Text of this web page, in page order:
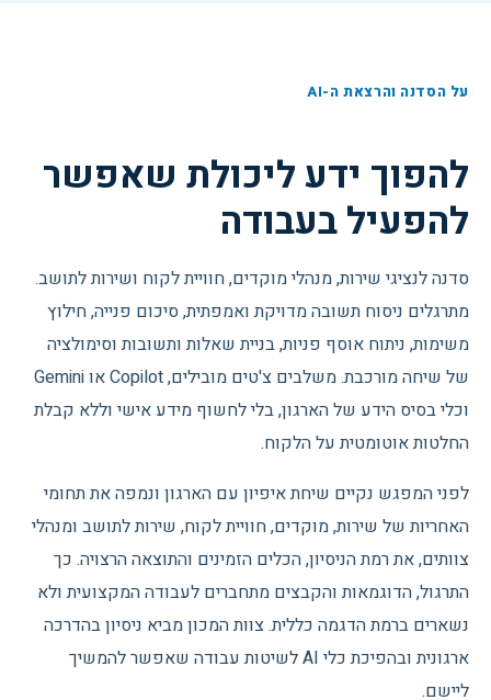
על הסדנה והרצאת ה-AI
להפוך ידע ליכולת שאפשר
להפעיל בעבודה
סדנה לנציגי שירות, מנהלי מוקדים, חוויית לקוח ושירות לתושב.
מתרגלים ניסוח תשובה מדויקת ואמפתית, סיכום פנייה, חילוץ
משימות, ניתוח אוסף פניות, בניית שאלות ותשובות וסימולציה
של שיחה מורכבת. משלבים צ'טים מובילים, Copilot או Gemini
וכלי בסיס הידע של הארגון, בלי לחשוף מידע אישי וללא קבלת
החלטות אוטומטית על הלקוח.
לפני המפגש נקיים שיחת איפיון עם הארגון ונמפה את תחומי
האחריות של שירות, מוקדים, חוויית לקוח, שירות לתושב ומנהלי
צוותים, את רמת הניסיון, הכלים הזמינים והתוצאה הרצויה. כך
התרגול, הדוגמאות והקבצים מתחברים לעבודה המקצועית ולא
נשארים ברמת הדגמה כללית. צוות המכון מביא ניסיון בהדרכה
ארגונית ובהפיכת כלי AI לשיטות עבודה שאפשר להמשיך
ליישם.